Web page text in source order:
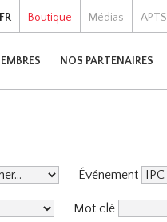
FR Boutique Médias APTS
NOS PARTENAIRES
Événement
Mot clé